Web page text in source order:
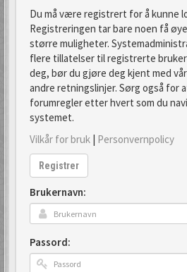
Du må være registrert for å kunne
Registreringen tar bare noen få
større muligheter.
flere tillatelser til registrerte
deg, bør du gjøre deg kjent med
andre retningslinjer. Sørg også for
forumregler etter hvert som du
systemet.
Vilkår for bruk | Personvernpolicy
Registrer
Brukernavn:
Passord: